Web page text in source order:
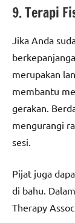
9. Terapi
Jika Anda
merupakan
membantu
gerakan.
mengurangi
sesi.
Pijat juga
di bahu.
Therapy